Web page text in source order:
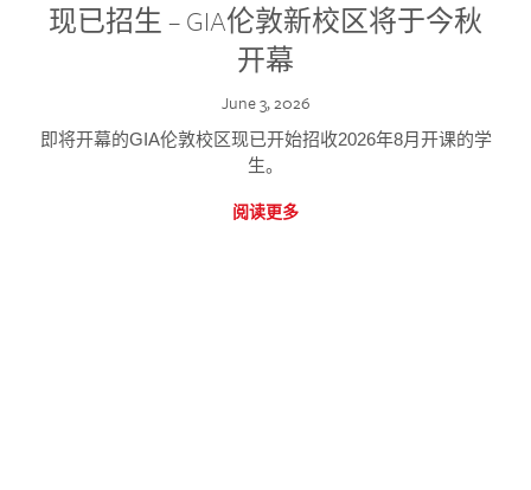
现已招生 – GIA伦敦新校区将于今秋
开幕
June 3, 2026
即将开幕的GIA伦敦校区现已开始招收2026年8月开课的学
生。
阅读更多